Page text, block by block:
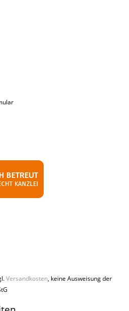
Versandkosten, keine Ausweisung der